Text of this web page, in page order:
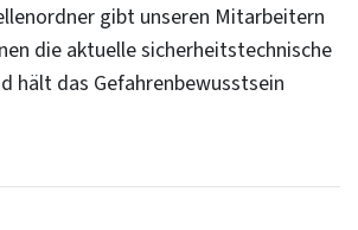
gibt unseren Mitarbeitern
die aktuelle sicherheitstechnische
hält das Gefahrenbewusstsein